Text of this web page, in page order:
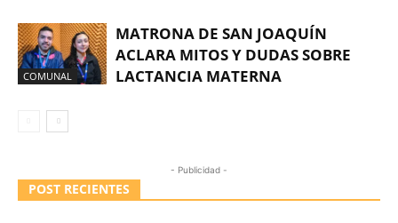
COMUNAL
MATRONA DE SAN JOAQUÍN
ACLARA MITOS Y DUDAS SOBRE
LACTANCIA MATERNA
- Publicidad -
POST RECIENTES